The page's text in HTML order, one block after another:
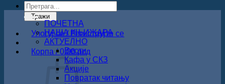
Products
search
Тражи
Улогуј се / Региструјте се
Корпа /0.00рсд
ПОЧЕТНА
НАША КЊИЖАРА
АКТУЕЛНО
Вести
Кафа у СКЗ
Акције
Повратак читању